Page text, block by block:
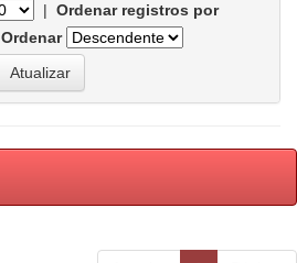
| Ordenar registros por
Ordenar